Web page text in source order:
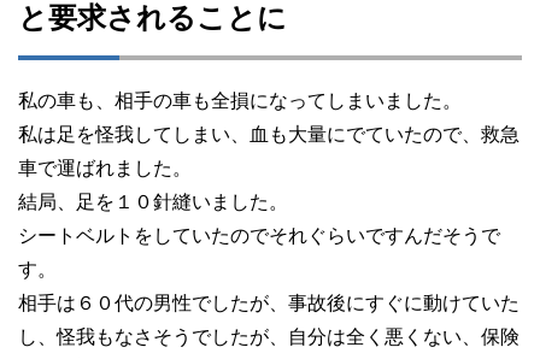
と要求されることに
私の車も、相手の車も全損になってしまいました。
私は足を怪我してしまい、血も大量にでていたので、救急
車で運ばれました。
結局、足を１０針縫いました。
シートベルトをしていたのでそれぐらいですんだそうで
す。
相手は６０代の男性でしたが、事故後にすぐに動けていた
し、怪我もなさそうでしたが、自分は全く悪くない、保険